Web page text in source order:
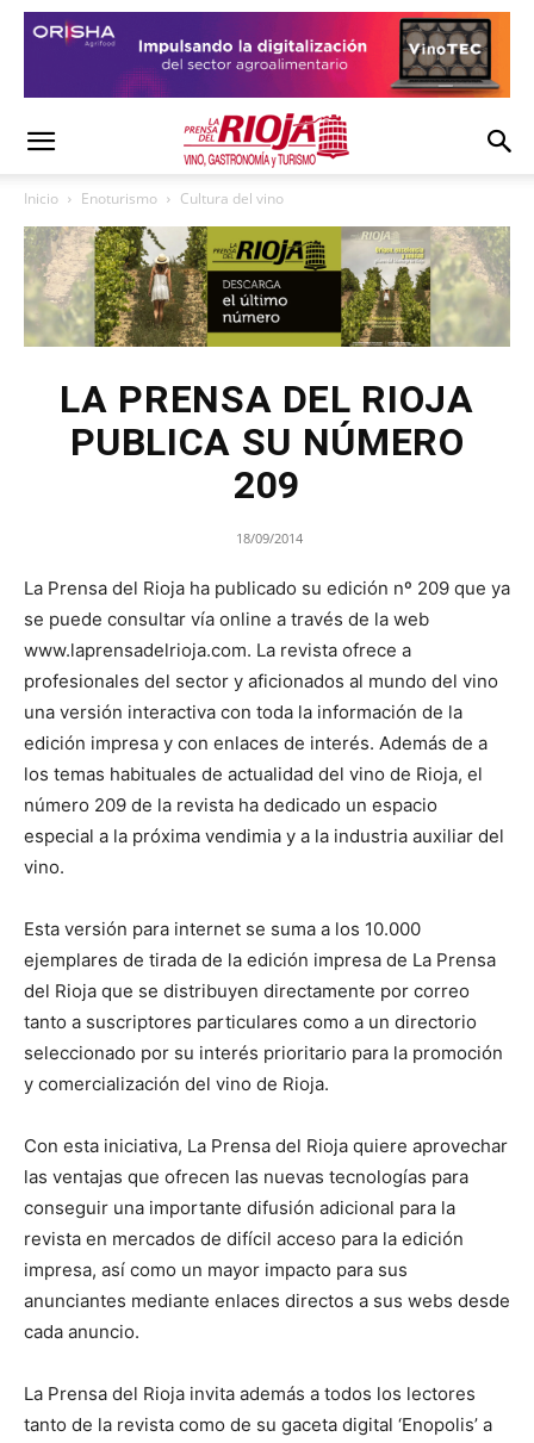
Inicio Enoturismo Cultura del vino
LA PRENSA DEL RIOJA
PUBLICA SU NÚMERO
209
18/09/2014
La Prensa del Rioja ha publicado su edición nº 209 que ya
se puede consultar vía online a través de la web
www.laprensadelrioja.com. La revista ofrece a
profesionales del sector y aficionados al mundo del vino
una versión interactiva con toda la información de la
edición impresa y con enlaces de interés. Además de a
los temas habituales de actualidad del vino de Rioja, el
número 209 de la revista ha dedicado un espacio
especial a la próxima vendimia y a la industria auxiliar del
vino.
Esta versión para internet se suma a los 10.000
ejemplares de tirada de la edición impresa de La Prensa
del Rioja que se distribuyen directamente por correo
tanto a suscriptores particulares como a un directorio
seleccionado por su interés prioritario para la promoción
y comercialización del vino de Rioja.
Con esta iniciativa, La Prensa del Rioja quiere aprovechar
las ventajas que ofrecen las nuevas tecnologías para
conseguir una importante difusión adicional para la
revista en mercados de difícil acceso para la edición
impresa, así como un mayor impacto para sus
anunciantes mediante enlaces directos a sus webs desde
cada anuncio.
La Prensa del Rioja invita además a todos los lectores
tanto de la revista como de su gaceta digital ‘Enopolis’ a